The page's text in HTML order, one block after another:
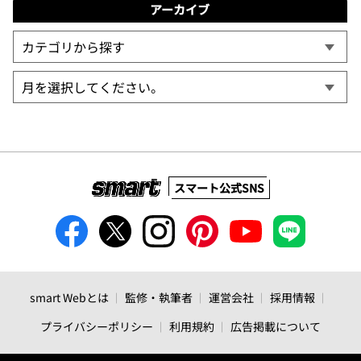
アーカイブ
スマート公式SNS
smart Webとは 監修・執筆者 運営会社
採用情報
プライバシーポリシー
利用規約 広告掲載について